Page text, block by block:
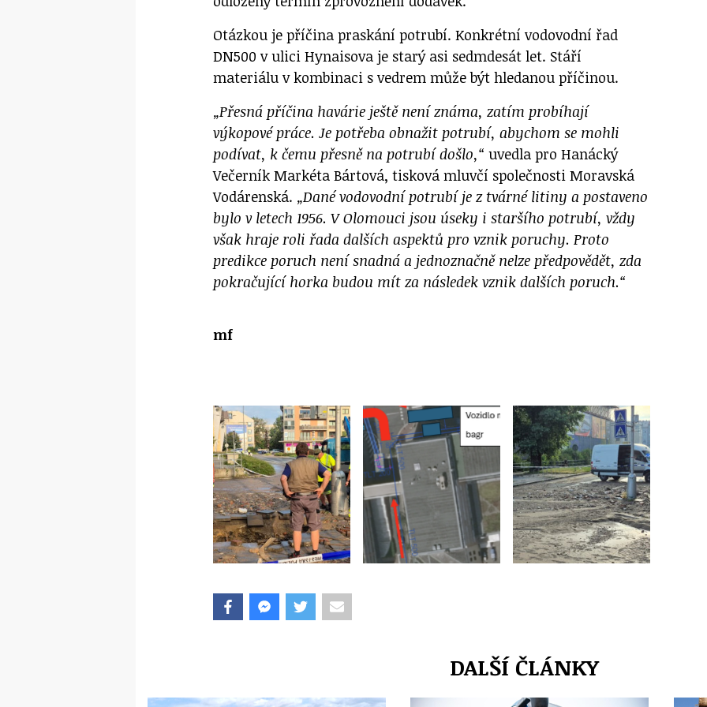
Otázkou je příčina praskání potrubí. Konkrétní vodovodní řad
DN500 v ulici Hynaisova je starý asi sedmdesát let. Stáří
materiálu v kombinaci s vedrem může být hledanou příčinou.
„Přesná příčina havárie ještě není známa, zatím probíhají
výkopové práce. Je potřeba obnažit potrubí, abychom se mohli
podívat, k čemu přesně na potrubí došlo,“ uvedla pro Hanácký
Večerník Markéta Bártová, tisková mluvčí společnosti Moravská
Vodárenská. „Dané vodovodní potrubí je z tvárné litiny a postaveno
bylo v letech 1956. V Olomouci jsou úseky i staršího potrubí, vždy
však hraje roli řada dalších aspektů pro vznik poruchy. Proto
predikce poruch není snadná a jednoznačně nelze předpovědět, zda
pokračující horka budou mít za následek vznik dalších poruch.“
mf
DALŠÍ ČLÁNKY